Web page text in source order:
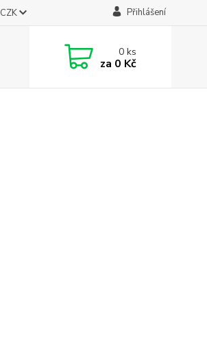
CZK Přihlášení
0ks
za 0 Kč